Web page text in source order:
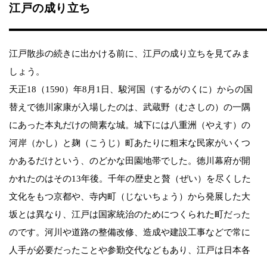
江戸の成り立ち
江戸散歩の続きに出かける前に、江戸の成り立ちを見てみま
しょう。
天正18（1590）年8月1日、駿河国（するがのくに）からの国
替えで徳川家康が入場したのは、武蔵野（むさしの）の一隅
にあった本丸だけの簡素な城。城下には八重洲（やえす）の
河岸（かし）と麹（こうじ）町あたりに粗末な民家がいくつ
かあるだけという、のどかな田園地帯でした。徳川幕府が開
かれたのはその13年後。千年の歴史と贅（ぜい）を尽くした
文化をもつ京都や、寺内町（じないちょう）から発展した大
坂とは異なり、江戸は国家統治のためにつくられた町だった
のです。河川や道路の整備改修、造成や建設工事などで常に
人手が必要だったことや参勤交代などもあり、江戸は日本各